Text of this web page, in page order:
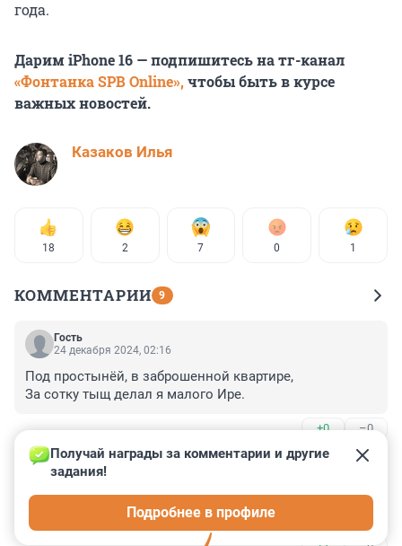
года.
Дарим iPhone 16 — подпишитесь на тг-канал
«Фонтанка SPB Online»,чтобы быть в курсе
важных новостей.
Казаков Илья
18 2 7 0 1
КОММЕНТАРИИ 9
Гость
24 декабря 2024, 02:16
Под простынёй, в заброшенной квартире,
За сотку тыщ делал я малого Ире.
+0 –0
Гость
23 декабря 2024, 22:29
Квартира в центре Парижа стоит никак не меньше
Получай награды за комментарии и другие
задания!
Подробнее в профиле